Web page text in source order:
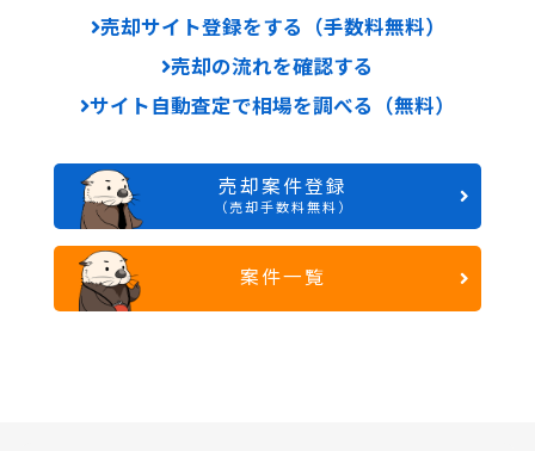
売却サイト登録をする（手数料無料）
売却の流れを確認する
サイト自動査定で相場を調べる（無料）
売却案件登録
（売却手数料無料）
案件一覧